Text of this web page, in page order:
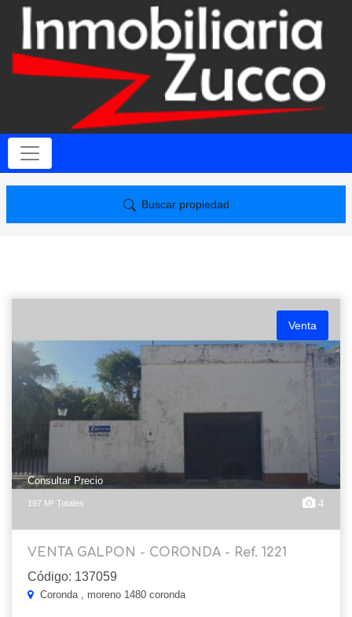
Buscar propiedad
Venta
Consultar Precio
197 M² Totales 4
VENTA GALPON - CORONDA - Ref. 1221
Código: 137059
Coronda , moreno 1480 coronda